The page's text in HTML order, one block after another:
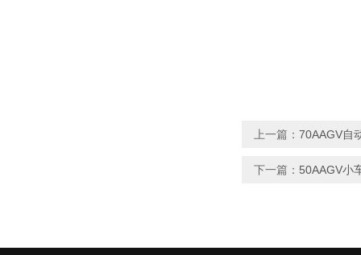
上一篇： 70AAGV自
下一篇： 50AAGV小